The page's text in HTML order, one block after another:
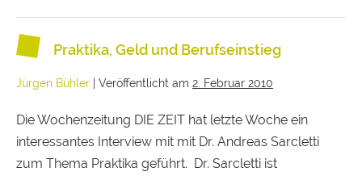
Praktika, Geld und Berufseinstieg
Jürgen Bühler Veröffentlicht am 2. Februar 2010
Die Wochenzeitung DIE ZEIT hat letzte Woche ein
interessantes Interview mit mit Dr. Andreas Sarcletti
zum Thema Praktika geführt. Dr. Sarcletti ist